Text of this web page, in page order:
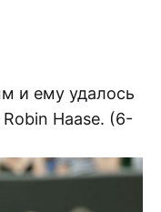
и ему удалось
Haase. (6-